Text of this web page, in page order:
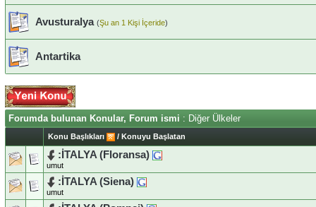
Avusturalya (Şu an 1 Kişi İçeride)
Antartika
Forumda bulunan Konular, Forum ismi : Diğer Ülkeler
Konu Başlıkları / Konuyu Başlatan
:İTALYA (Floransa)
umut
:İTALYA (Siena)
umut